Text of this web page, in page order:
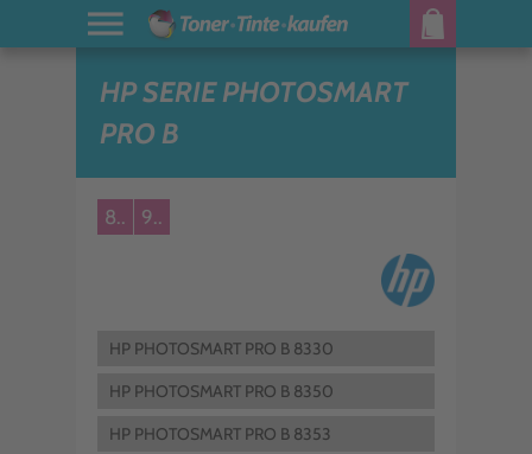
HP SERIE PHOTOSMART
PRO B
8.. 9..
HP PHOTOSMART PRO B 8330
HP PHOTOSMART PRO B 8350
HP PHOTOSMART PRO B 8353